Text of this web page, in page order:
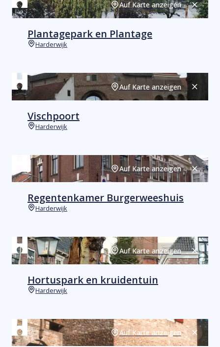
Auf Karte anzeigen
Plantagepark en Plantage
Harderwijk
Auf Karte anzeigen
Vischpoort
Harderwijk
Auf Karte anzeigen
Regentenkamer Burgerweeshuis
Harderwijk
Auf Karte anzeigen
Hortuspark en kruidentuin
Harderwijk
Auf Karte anzeigen